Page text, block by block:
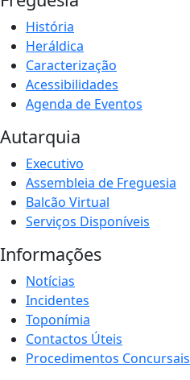
História
Heráldica
Caracterização
Acessibilidades
Agenda de Eventos
Autarquia
Executivo
Assembleia de Freguesia
Balcão Virtual
Serviços Disponíveis
Informações
Notícias
Incidentes
Toponímia
Contactos Úteis
Procedimentos Concursais